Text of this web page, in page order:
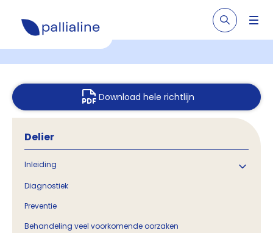
Download hele richtlijn
Delier
Inleiding
Diagnostiek
Preventie
Behandeling veel voorkomende oorzaken